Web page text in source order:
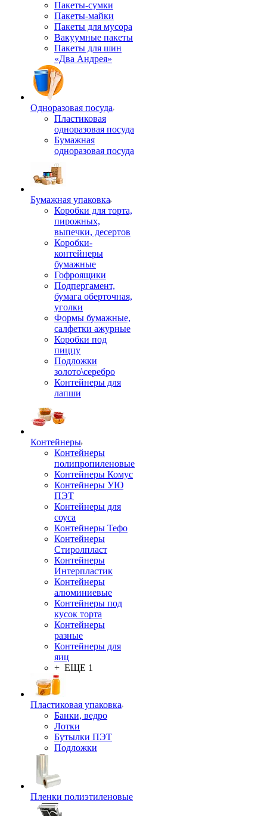
Пакеты-сумки
Пакеты-майки
Пакеты для мусора
Вакуумные пакеты
Пакеты для шин
«Два Андрея»
Одноразовая посуда
Пластиковая
одноразовая посуда
Бумажная
одноразовая посуда
Бумажная упаковка
Коробки для торта,
пирожных,
выпечки, десертов
Коробки-
контейнеры
бумажные
Гофроящики
Подпергамент,
бумага оберточная,
уголки
Формы бумажные,
салфетки ажурные
Коробки под
пиццу
Подложки
золото\серебро
Контейнеры для
лапши
Контейнеры
Контейнеры
полипропиленовые
Контейнеры Комус
Контейнеры УЮ
ПЭТ
Контейнеры для
соуса
Контейнеры Тефо
Контейнеры
Стиролпласт
Контейнеры
Интерпластик
Контейнеры
алюминиевые
Контейнеры под
кусок торта
Контейнеры
разные
Контейнеры для
яиц
+ ЕЩЕ 1
Пластиковая упаковка
Банки, ведро
Лотки
Бутылки ПЭТ
Подложки
Пленки полиэтиленовые